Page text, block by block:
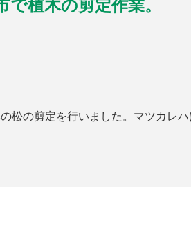
松の剪定を行いました。マツカレ